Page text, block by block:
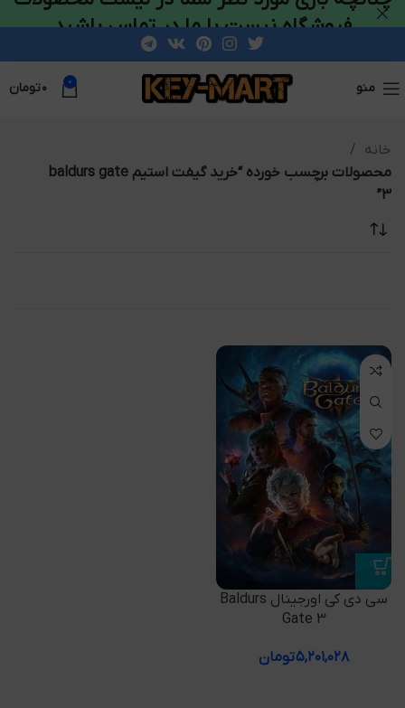
منو 0 ۰تومان
خانه
محصولات برچسب خورده “خرید گیفت استیم baldurs gate
3”
سی دی کی اورجینال Baldurs
Gate 3
۵,۲۰۱,۰۲۸تومان
فروشگاه نیست با ما در تماس باشید